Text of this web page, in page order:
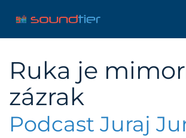
Ruka je
zázrak
Podcast Juraj